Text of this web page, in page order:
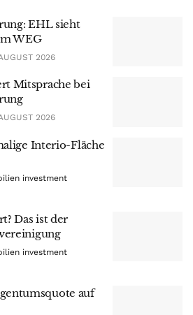
EHL sieht
WEG
2026
Mitsprache bei
2026
Interio-Fläche
investment
Das ist der
investment
auf